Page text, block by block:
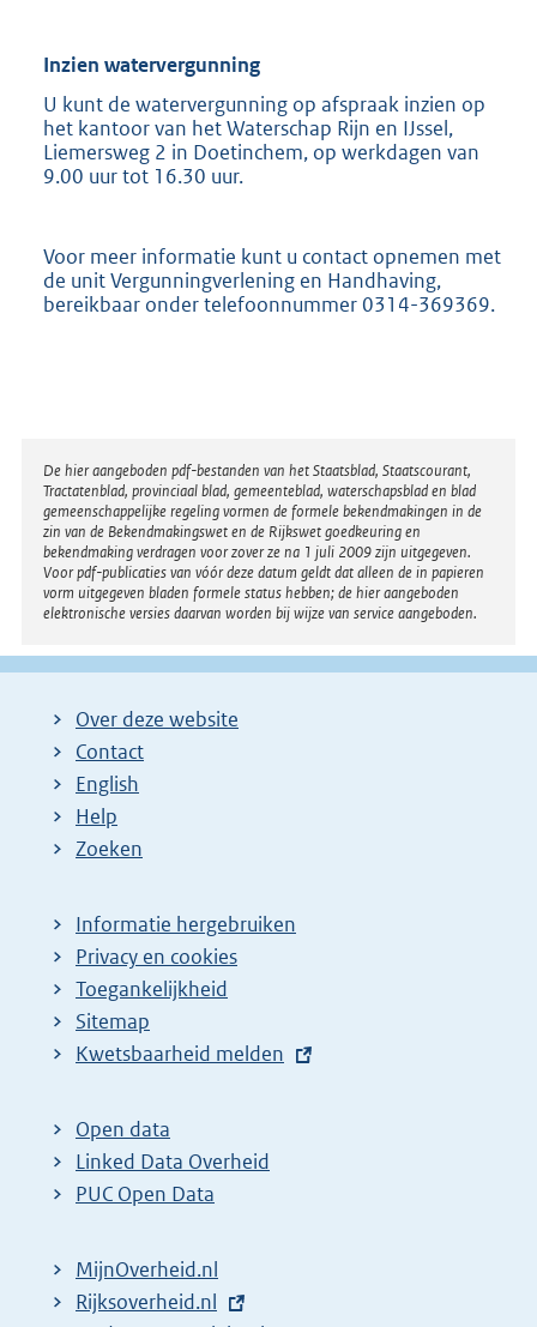
Inzien watervergunning
U kunt de watervergunning op afspraak inzien op
het kantoor van het Waterschap Rijn en IJssel,
Liemersweg 2 in Doetinchem, op werkdagen van
9.00 uur tot 16.30 uur.
Voor meer informatie kunt u contact opnemen met
de unit Vergunningverlening en Handhaving,
bereikbaar onder telefoonnummer 0314-369369.
Disclaimer
De hier aangeboden pdf-bestanden van het Staatsblad, Staatscourant,
Tractatenblad, provinciaal blad, gemeenteblad, waterschapsblad en blad
gemeenschappelijke regeling vormen de formele bekendmakingen in de
zin van de Bekendmakingswet en de Rijkswet goedkeuring en
bekendmaking verdragen voor zover ze na 1 juli 2009 zijn uitgegeven.
Voor pdf-publicaties van vóór deze datum geldt dat alleen de in papieren
vorm uitgegeven bladen formele status hebben; de hier aangeboden
elektronische versies daarvan worden bij wijze van service aangeboden.
Over deze website
Contact
English
Help
Zoeken
Informatie hergebruiken
Privacy en cookies
Toegankelijkheid
Sitemap
E
t
e
r
l
i
Kwetsbaarheid melden
Open data
Linked Data Overheid
PUC Open Data
MijnOverheid.nl
E
Rijksoverheid.nl